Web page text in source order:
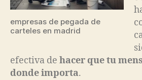
empresas de pegada de
carteles en madrid
efectiva de hacer que tu
donde importa.